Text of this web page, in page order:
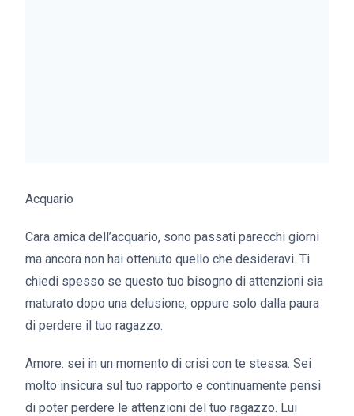
Acquario
Cara amica dell’acquario, sono passati parecchi giorni
ma ancora non hai ottenuto quello che desideravi. Ti
chiedi spesso se questo tuo bisogno di attenzioni sia
maturato dopo una delusione, oppure solo dalla paura
di perdere il tuo ragazzo.
Amore: sei in un momento di crisi con te stessa. Sei
molto insicura sul tuo rapporto e continuamente pensi
di poter perdere le attenzioni del tuo ragazzo. Lui